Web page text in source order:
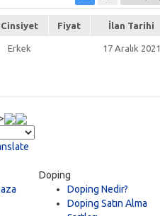
Cinsiyet Fiyat İlan Tarihi
Erkek 17 Aralık 2021
Doping
Doping Nedir?
Doping Satın Alma